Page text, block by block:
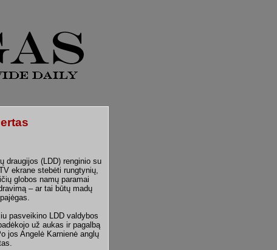
draugijos (LDD) renginio su
ekrane stebėti rungtynių,
globos namų paramai
– ar tai būtų madų
pasveikino LDD valdybos
už aukas ir pagalbą
jos Angelė Karnienė anglų